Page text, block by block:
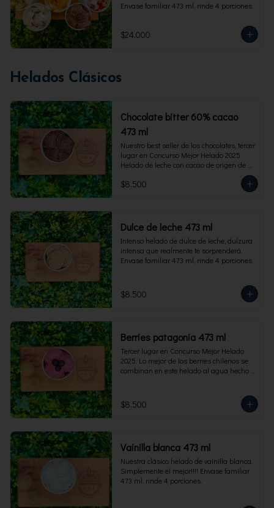
Envase familiar 473 ml, rinde 4 porciones.
$24.000
Helados Clásicos
Chocolate bitter 60% cacao
473 ml
Nuestro best seller de los chocolates, tercer
lugar en Concurso Mejor Helado 2025.
Helado de leche con cacao de origen de
intensidad al 60%. Envase familiar 473 ml,
rinde 4  porciones.
$8.500
Dulce de leche 473 ml
Intenso helado de dulce de leche, dulzura
intensa que realmente te sorprenderá.
Envase familiar 473 ml, rinde 4 porciones.
$8.500
Berries patagonia 473 ml
Tercer lugar en Concurso Mejor Helado
2025. Lo mejor de los berries chilenos se
combinan en este helado al agua hecho
473 ml. Rinde 4 porciones.
$8.500
Vainilla blanca 473 ml
Nuestra clásico helado de vainilla blanca.
Simplemente el mejor!!!! Envase familiar
473 ml, rinde 4 porciones.